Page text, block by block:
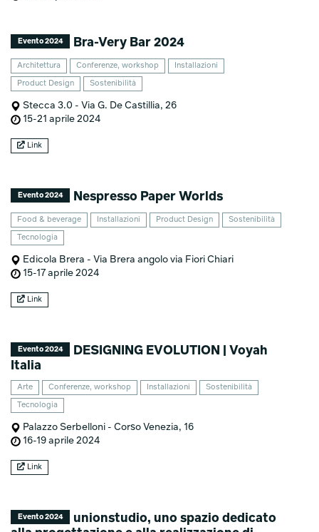
Evento 2024 Bra-Very Bar 2024
Architettura Conferenze, workshop Installazioni
Product Design Sostenibilità
Stecca 3.0 - Via G. De Castillia, 26
15-21 aprile 2024
Link
Evento 2024 Nespresso Paper Worlds
Food & beverage Installazioni Product Design Sostenibilità
Tecnologia
Edicola Brera - Via Brera angolo via Fiori Chiari
15-17 aprile 2024
Link
Evento 2024
DESIGNING EVOLUTION | Voyah
Italia
Arte Conferenze, workshop Installazioni Sostenibilità
Tecnologia
Palazzo Serbelloni - Corso Venezia, 16
16-19 aprile 2024
Link
Evento 2024
unionstudio, uno spazio dedicato